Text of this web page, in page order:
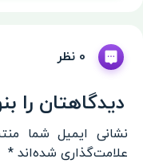
0 نظر
دیدگاهتان را
نشانی ایمیل شما
علامت‌گذاری شده‌اند *